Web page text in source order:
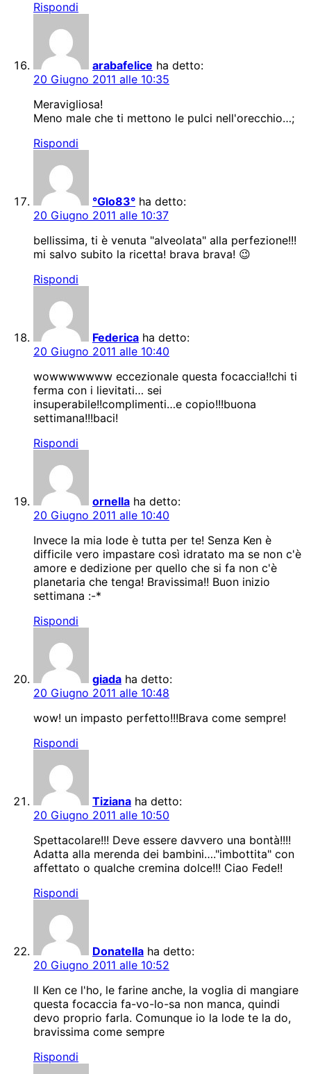
Rispondi
arabafelice ha detto:
20 Giugno 2011 alle 10:35
Meravigliosa!
Meno male che ti mettono le pulci nell'orecchio…;
Rispondi
°Glo83° ha detto:
20 Giugno 2011 alle 10:37
bellissima, ti è venuta "alveolata" alla perfezione!!!
mi salvo subito la ricetta! brava brava! 😉
Rispondi
Federica ha detto:
20 Giugno 2011 alle 10:40
wowwwwwww eccezionale questa focaccia!!chi ti
ferma con i lievitati… sei
insuperabile!!complimenti…e copio!!!buona
settimana!!!baci!
Rispondi
ornella ha detto:
20 Giugno 2011 alle 10:40
Invece la mia lode è tutta per te! Senza Ken è
difficile vero impastare così idratato ma se non c'è
amore e dedizione per quello che si fa non c'è
planetaria che tenga! Bravissima!! Buon inizio
settimana :-*
Rispondi
giada ha detto:
20 Giugno 2011 alle 10:48
wow! un impasto perfetto!!!Brava come sempre!
Rispondi
Tiziana ha detto:
20 Giugno 2011 alle 10:50
Spettacolare!!! Deve essere davvero una bontà!!!!
Adatta alla merenda dei bambini…."imbottita" con
affettato o qualche cremina dolce!!! Ciao Fede!!
Rispondi
Donatella ha detto:
20 Giugno 2011 alle 10:52
Il Ken ce l'ho, le farine anche, la voglia di mangiare
questa focaccia fa-vo-lo-sa non manca, quindi
devo proprio farla. Comunque io la lode te la do,
bravissima come sempre
Rispondi